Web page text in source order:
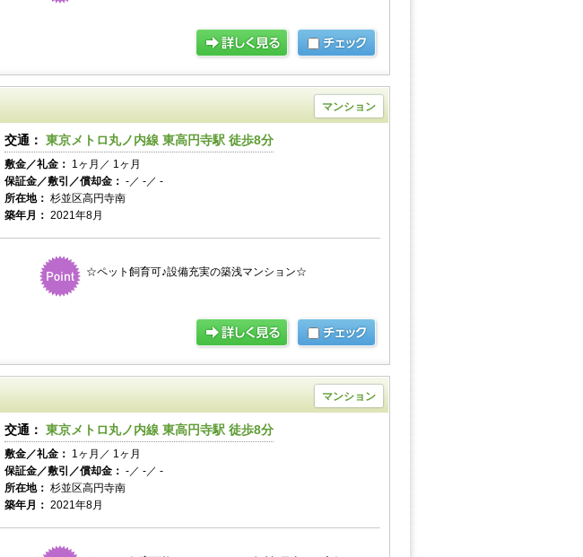
マンション
交通： 東京メトロ丸ノ内線 東高円寺駅 徒歩8分
敷金／礼金： 1ヶ月／ 1ヶ月
保証金／敷引／償却金： -／ -／ -
所在地： 杉並区高円寺南
築年月： 2021年8月
☆ペット飼育可♪設備充実の築浅マンション☆
マンション
交通： 東京メトロ丸ノ内線 東高円寺駅 徒歩8分
敷金／礼金： 1ヶ月／ 1ヶ月
保証金／敷引／償却金： -／ -／ -
所在地： 杉並区高円寺南
築年月： 2021年8月